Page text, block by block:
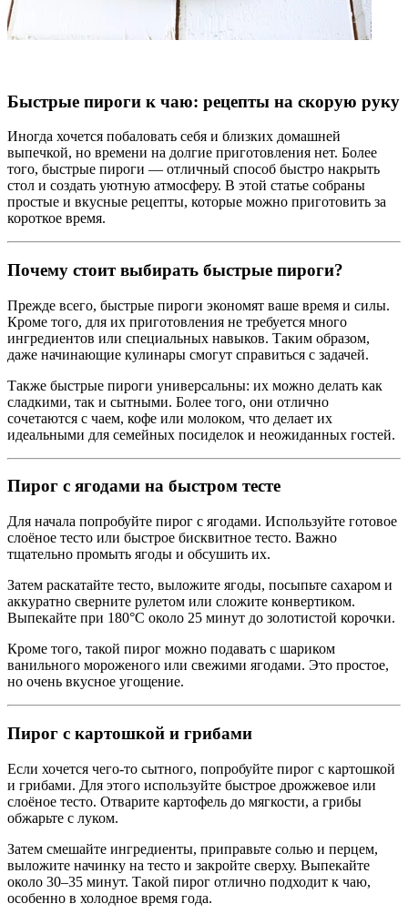
Быстрые пироги к чаю: рецепты на скорую руку
Иногда хочется побаловать себя и близких домашней
выпечкой, но времени на долгие приготовления нет. Более
того, быстрые пироги — отличный способ быстро накрыть
стол и создать уютную атмосферу. В этой статье собраны
простые и вкусные рецепты, которые можно приготовить за
короткое время.
Почему стоит выбирать быстрые пироги?
Прежде всего, быстрые пироги экономят ваше время и силы.
Кроме того, для их приготовления не требуется много
ингредиентов или специальных навыков. Таким образом,
даже начинающие кулинары смогут справиться с задачей.
Также быстрые пироги универсальны: их можно делать как
сладкими, так и сытными. Более того, они отлично
сочетаются с чаем, кофе или молоком, что делает их
идеальными для семейных посиделок и неожиданных гостей.
Пирог с ягодами на быстром тесте
Для начала попробуйте пирог с ягодами. Используйте готовое
слоёное тесто или быстрое бисквитное тесто. Важно
тщательно промыть ягоды и обсушить их.
Затем раскатайте тесто, выложите ягоды, посыпьте сахаром и
аккуратно сверните рулетом или сложите конвертиком.
Выпекайте при 180°C около 25 минут до золотистой корочки.
Кроме того, такой пирог можно подавать с шариком
ванильного мороженого или свежими ягодами. Это простое,
но очень вкусное угощение.
Пирог с картошкой и грибами
Если хочется чего-то сытного, попробуйте пирог с картошкой
и грибами. Для этого используйте быстрое дрожжевое или
слоёное тесто. Отварите картофель до мягкости, а грибы
обжарьте с луком.
Затем смешайте ингредиенты, приправьте солью и перцем,
выложите начинку на тесто и закройте сверху. Выпекайте
около 30–35 минут. Такой пирог отлично подходит к чаю,
особенно в холодное время года.